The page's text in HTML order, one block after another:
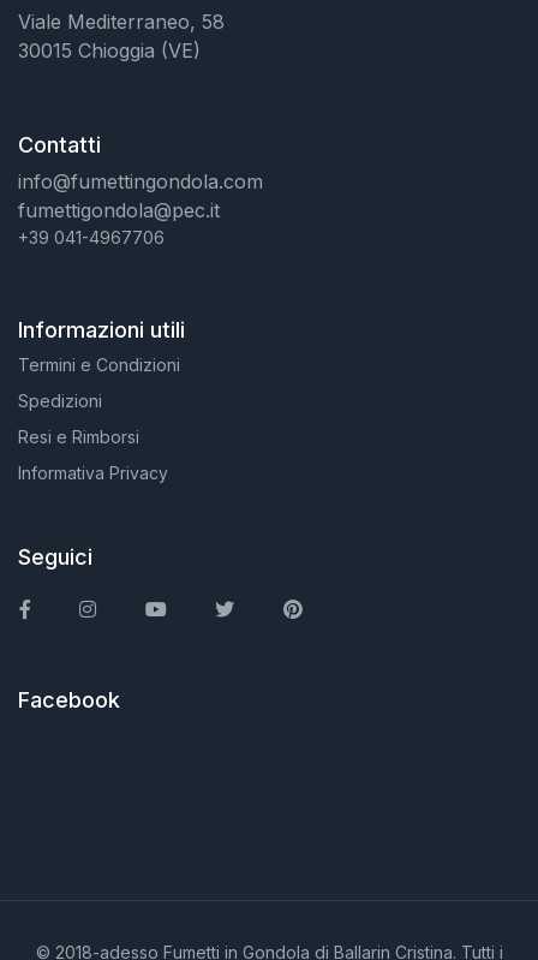
Viale Mediterraneo, 58
30015 Chioggia (VE)
Contatti
info@fumettingondola.com
fumettigondola@pec.it
+39 041-4967706
Informazioni utili
Termini e Condizioni
Spedizioni
Resi e Rimborsi
Informativa Privacy
Seguici
FacebookInstagramYou TubeTwitter Pinterest
Facebook
© 2018-adesso Fumetti in Gondola di Ballarin Cristina. Tutti i